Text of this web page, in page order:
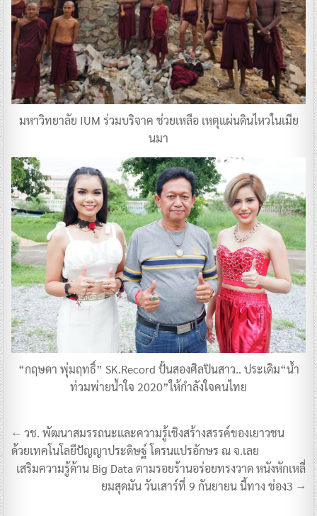
มหาวิทยาลัย IUM ร่วมบริจาค ช่วยเหลือ เหตุแผ่นดินไหวในเมีย
นมา
“กฤษดา พุ่มฤทธิ์” SK.Record ปั้นสองศิลปินสาว.. ประเดิม“น้ำ
ท่วมพ่ายน้ำใจ 2020”ให้กำลังใจคนไทย
แนะแนว
เรื่อง
← วช. พัฒนาสมรรถนะและความรู้เชิงสร้างสรรค์ของเยาวชน
ด้วยเทคโนโลยีปัญญาประดิษฐ์ โดรนแปรอักษร ณ จ.เลย
เสริมความรู้ด้าน Big Data ตามรอยร้านอร่อยทรงวาด หนังหักเหลี่
ยมสุดมัน วันเสาร์ที่ 9 กันยายน นี้ทาง ช่อง3 →